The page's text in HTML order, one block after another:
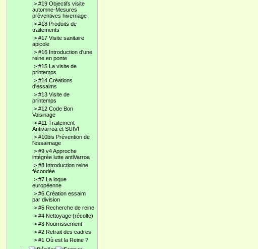
> #19 Objectifs visite
automne-Mesures
préventives hivernage
> #18 Produits de
traitements
> #17 Visite sanitaire
apicole
> #16 Introduction d'une
reine en ponte
> #15 La visite de
printemps
> #14 Créations
d'essaims
> #13 Visite de
printemps
> #12 Code Bon
Voisinage
> #11 Traitement
Antivarroa et SUIVI
> #10bis Prévention de
l'essaimage
> #9 v4 Approche
intégrée lutte antiVarroa
> #8 Introduction reine
fécondée
> #7 La loque
européenne
> #6 Création essaim
par division
> #5 Recherche de reine
> #4 Nettoyage (récolte)
> #3 Nourrissement
> #2 Retrait des cadres
> #1 Où est la Reine ?